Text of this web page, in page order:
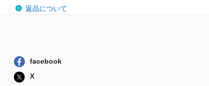
電気書院
返品について
facebook
X